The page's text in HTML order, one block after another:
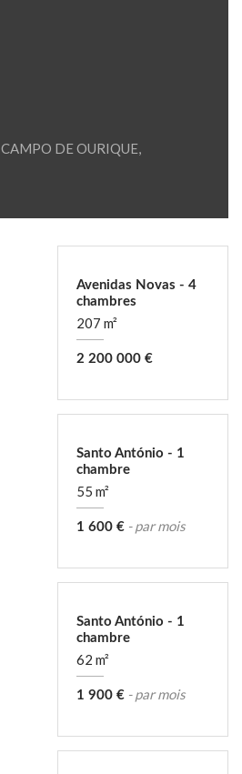
CAMPO DE OURIQUE,
Avenidas Novas - 4
chambres
207 m²
2 200 000 €
Santo António - 1
chambre
55 m²
1 600 €- par mois
Santo António - 1
chambre
62 m²
1 900 €- par mois